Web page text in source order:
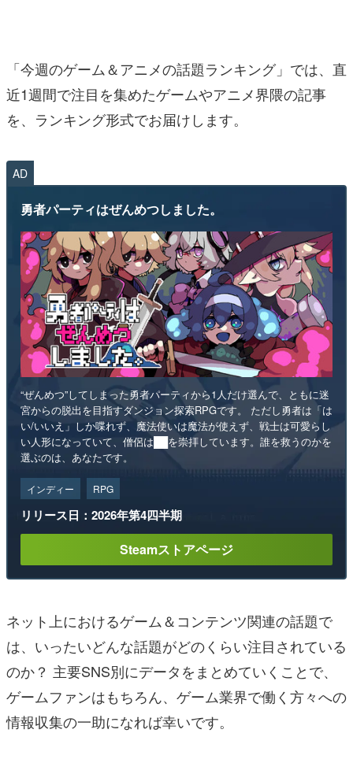
その他
電ファミニコゲーマーとは？
運営：株式会社マレ
「今週のゲーム＆アニメの話題ランキング」では、直
近1週間で注目を集めたゲームやアニメ界隈の記事
を、ランキング形式でお届けします。
AD
勇者パーティはぜんめつしました。
“ぜんめつ”してしまった勇者パーティから1人だけ選んで、ともに迷
宮からの脱出を目指すダンジョン探索RPGです。 ただし勇者は「は
い/いいえ」しか喋れず、魔法使いは魔法が使えず、戦士は可愛らし
い人形になっていて、僧侶は██を崇拝しています。誰を救うのかを
選ぶのは、あなたです。
インディー RPG
リリース日：2026年第4四半期
Steamストアページ
ネット上におけるゲーム＆コンテンツ関連の話題で
は、いったいどんな話題がどのくらい注目されている
のか？ 主要SNS別にデータをまとめていくことで、
ゲームファンはもちろん、ゲーム業界で働く方々への
情報収集の一助になれば幸いです。